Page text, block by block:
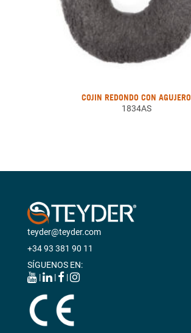
COJIN REDONDO CON AGUJERO
1834AS
teyder@teyder.com
+34 93 381 90 11
SÍGUENOS EN:
|
| |